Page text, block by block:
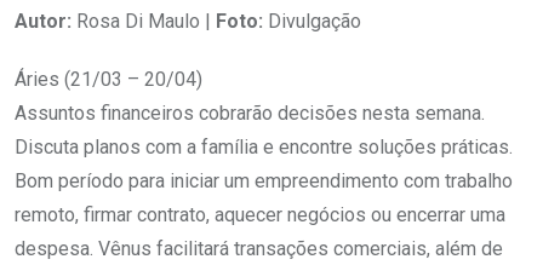
Autor: Rosa Di Maulo | Foto: Divulgação
Áries (21/03 – 20/04)
Assuntos financeiros cobrarão decisões nesta semana.
Discuta planos com a família e encontre soluções práticas.
Bom período para iniciar um empreendimento com trabalho
remoto, firmar contrato, aquecer negócios ou encerrar uma
despesa. Vênus facilitará transações comerciais, além de